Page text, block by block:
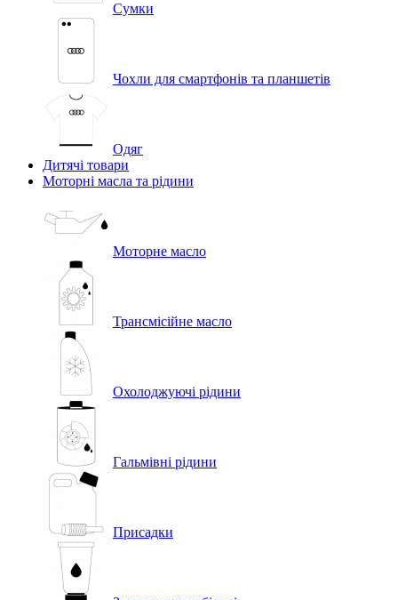
Сумки
Чохли для смартфонів та планшетів
Одяг
Дитячі товари
Моторні масла та рідини
Моторне масло
Трансмісійне масло
Охолоджуючі рідини
Гальмівні рідини
Присадки